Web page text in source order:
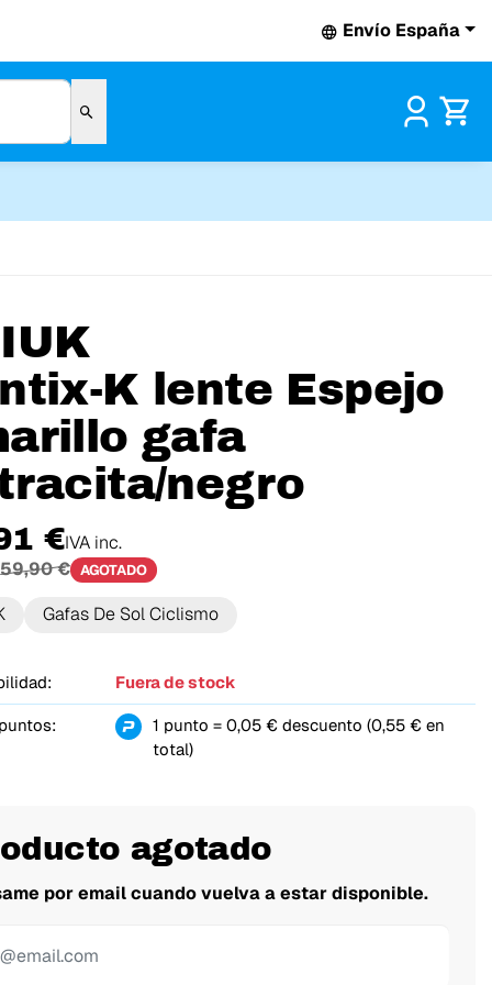
Envío España
K lente Espejo
gafa
negro
€IVA inc.
59,90 € AGOTADO
Gafas De Sol Ciclismo
Fuera de stock
1 punto = 0,05 € descuento (0,55 € en
total)
agotado
por email cuando vuelva a estar disponible.